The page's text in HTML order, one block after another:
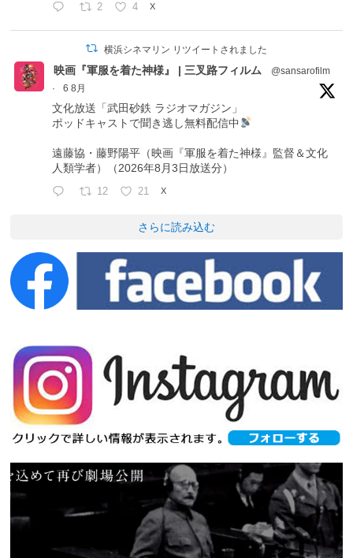
2 4 X
横浜シネマリン リツイートされました
映画『軍服を着た神様』 | 三叉路フィルム
@sansarofilm
·
6 8月
文化放送「武田砂鉄 ラジオマガジン」
ポッドキャストで聞き逃し無料配信中
遠藤協・藤野陽平（映画『軍服を着た神様』監督＆文化
人類学者）（2026年8月3日放送分）
12 21 X
さらに読み込む